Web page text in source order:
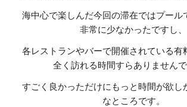
海中心で楽しんだ今回の滞在ではプール
非常に少なかったですし、
各レストランやバーで開催されている有
全く訪れる時間すらありませんで
すごく良かっただけにもっと時間が欲し
なところです。